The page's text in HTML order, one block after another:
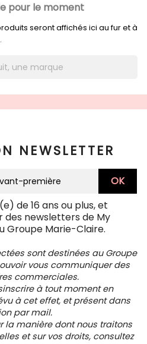
pour le moment
seront affichés ici au fur et à
NEWSLETTER
de 16 ans ou plus, et
newsletters de My
Groupe Marie-Claire.
sont destinées au Groupe
vous communiquer des
commerciales.
à tout moment en
à cet effet, et présent dans
par mail.
la manière dont nous traitons
et sur vos droits, consultez